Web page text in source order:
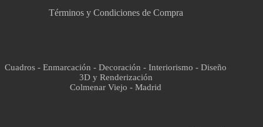
Términos y Condiciones de Compra
Cuadros - Enmarcación - Decoración - Interiorismo - Diseño
3D y Renderización
Colmenar Viejo - Madrid